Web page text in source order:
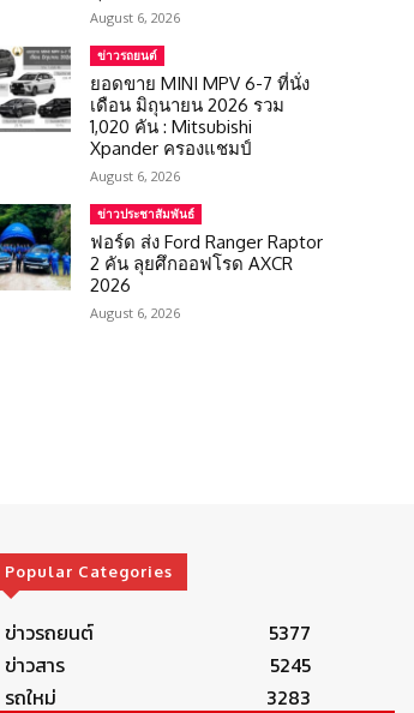
August 6, 2026
ข่าวรถยนต์
ยอดขาย MINI MPV 6-7 ที่นั่ง
เดือน มิถุนายน 2026 รวม
1,020 คัน : Mitsubishi
Xpander ครองแชมป์
August 6, 2026
ข่าวประชาสัมพันธ์
ฟอร์ด ส่ง Ford Ranger Raptor
2 คัน ลุยศึกออฟโรด AXCR
2026
August 6, 2026
Popular Categories
ข่าวรถยนต์
5377
ข่าวสาร
5245
รถใหม่
3283